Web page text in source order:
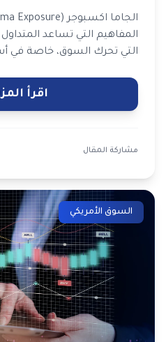
المفاهيم التي تساعد
اقرأ
مشاركة المقال
السوق الأمريكي